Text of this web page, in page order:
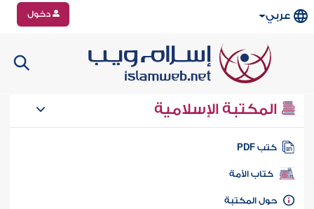
عربي دخول
المكتبة الإسلامية
كتب PDF
كتاب الأمة